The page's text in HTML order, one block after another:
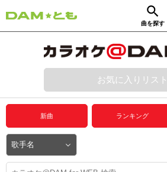
曲を探す
動画からさがす
ログイン
プレミアムサービス
DAM★とも動画
DAM★とも録音
お気に入りリスト
新曲 ランキング